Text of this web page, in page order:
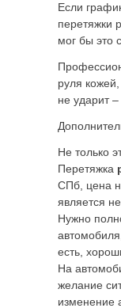
Если
перетяжки
мог бы это
руля
не ударит
Не только
Перетяжка
СПб, цена
является
Нужно
есть,
На
желание
изменение